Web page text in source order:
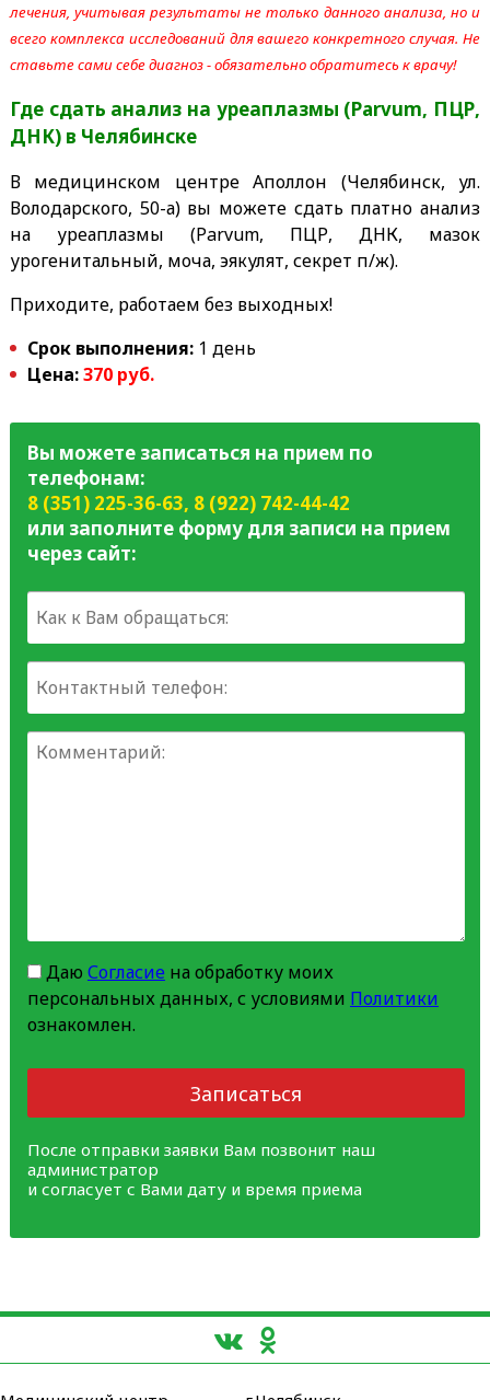
лечения, учитывая результаты не только данного анализа, но и
всего комплекса исследований для вашего конкретного случая. Не
ставьте сами себе диагноз - обязательно обратитесь к врачу!
Где сдать анализ на уреаплазмы (Parvum, ПЦР,
ДНК) в Челябинске
В медицинском центре Аполлон (Челябинск, ул.
Володарского, 50-а) вы можете сдать платно анализ
на уреаплазмы (Parvum, ПЦР, ДНК, мазок
урогенитальный, моча, эякулят, секрет п/ж).
Приходите, работаем без выходных!
Срок выполнения:1 день
Цена:370 руб.
Вы можете записаться на прием по
телефонам:
8 (351) 225-36-63, 8 (922) 742-44-42
или заполните форму для записи на прием
через сайт:
Даю Согласиена обработку моих
персональных данных, с условиями Политики
ознакомлен.
Записаться
После отправки заявки Вам позвонит наш
администратор
и согласует с Вами дату и время приема